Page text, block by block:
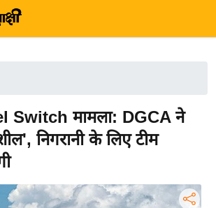
Switch मामला: DGCA ने
निगरानी के लिए टीम